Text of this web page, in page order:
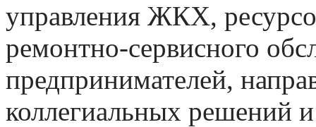
управления ЖКХ,
ремонтно-сервисного
предпринимателей,
коллегиальных решений